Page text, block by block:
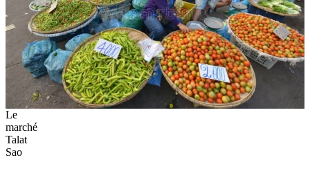
Le
marché
Talat
Sao